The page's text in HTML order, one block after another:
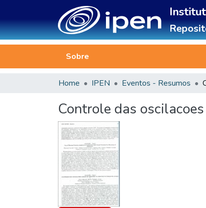
Sobre
Home IPEN Eventos - Resumos
Controle das